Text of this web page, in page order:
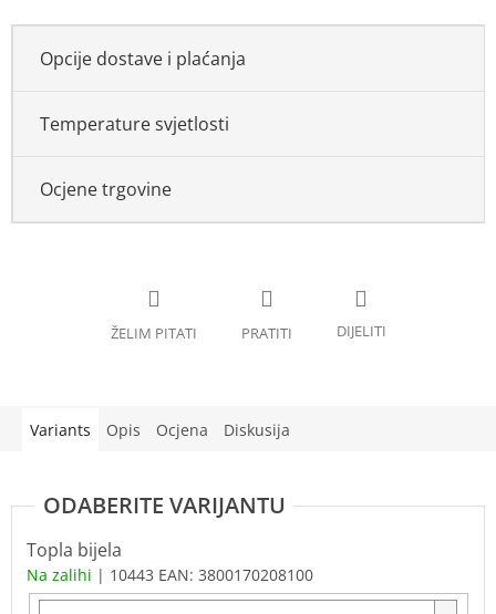
Opcije dostave i plaćanja
Temperature svjetlosti
Ocjene trgovine
Variants Opis Ocjena Diskusija
Topla bijela
Na zalihi | 10443 EAN: 3800170208100